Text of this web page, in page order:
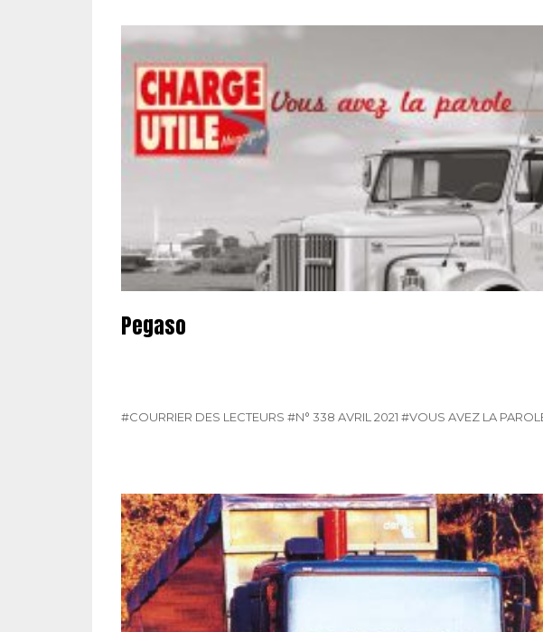
Pegaso
#COURRIER DES LECTEURS #N° 338 AVRIL 2021 #VOUS AVEZ LA